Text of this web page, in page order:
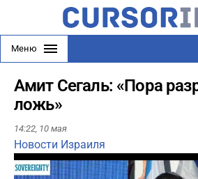
Меню
Амит Сегаль: «Пора
ложь»
14:22, 10 мая
Новости Израиля